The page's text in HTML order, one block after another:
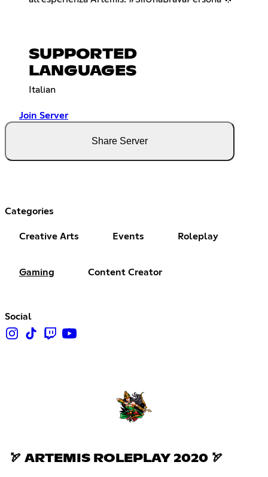
SUPPORTED
LANGUAGES
Italian
Join Server
Share Server
Categories
Creative Arts Events Roleplay
Gaming Content Creator
Social
🏹 ARTEMIS ROLEPLAY 2020 🏹